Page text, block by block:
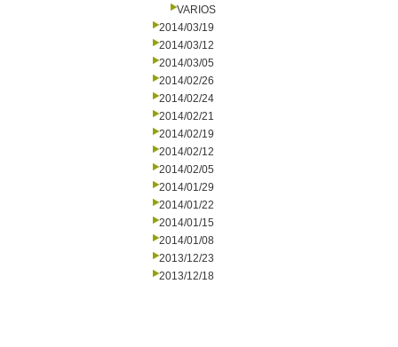
VARIOS
2014/03/19
2014/03/12
2014/03/05
2014/02/26
2014/02/24
2014/02/21
2014/02/19
2014/02/12
2014/02/05
2014/01/29
2014/01/22
2014/01/15
2014/01/08
2013/12/23
2013/12/18